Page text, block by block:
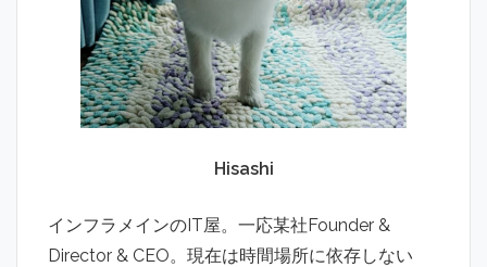
Hisashi
インフラメインのIT屋。一応某社Founder &
Director & CEO。現在は時間場所に依存しない